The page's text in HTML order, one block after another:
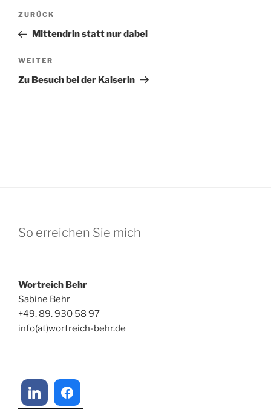
Beitragsnavigation
Vorheriger
Beitrag
ZURÜCK
Mittendrin statt nur dabei
Nächster
Beitrag
WEITER
Zu Besuch bei der Kaiserin
So erreichen Sie mich
Wortreich Behr
Sabine Behr
+49. 89. 930 58 97
info(at)wortreich-behr.de